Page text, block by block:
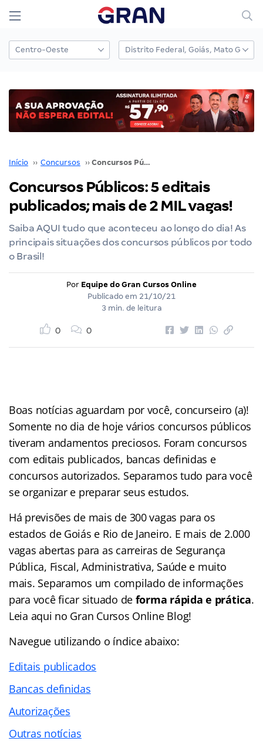
Início ›› Concursos ›› Concursos Públicos: 5 editais publicados; mais de 2 MIL vagas!
Concursos Públicos: 5 editais
publicados; mais de 2 MIL vagas!
Saiba AQUI tudo que aconteceu ao longo do dia! As
principais situações dos concursos públicos por todo
o Brasil!
Por Equipe do Gran Cursos Online
Publicado em 21/10/21
3 min. de leitura
0 0
Boas notícias aguardam por você, concurseiro (a)!
Somente no dia de hoje vários concursos públicos
tiveram andamentos preciosos. Foram concursos
com editais publicados, bancas definidas e
concursos autorizados. Separamos tudo para você
se organizar e preparar seus estudos.
Há previsões de mais de 300 vagas para os
estados de Goiás e Rio de Janeiro. E mais de 2.000
vagas abertas para as carreiras de Segurança
Pública, Fiscal, Administrativa, Saúde e muito
mais. Separamos um compilado de informações
para você ficar situado de forma rápida e prática.
Leia aqui no Gran Cursos Online Blog!
Navegue utilizando o índiceabaixo:
Editais publicados
Bancas definidas
Autorizações
Outras notícias